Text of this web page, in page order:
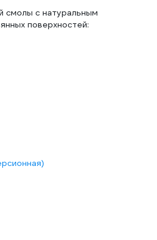
смолы с натуральным
поверхностей: